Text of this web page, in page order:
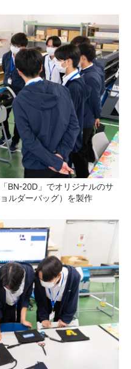
BN-20D」でオリジナルのサ
ルダーバッグ）を製作